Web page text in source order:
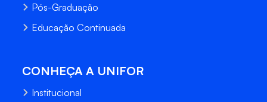
Pós-Graduação
Educação Continuada
CONHEÇA A UNIFOR
Institucional